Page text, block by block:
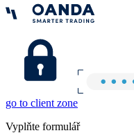
go to client zone
Vyplňte formulář